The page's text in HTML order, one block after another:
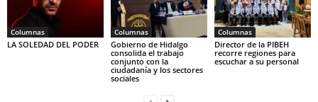
Columnas
LA SOLEDAD DEL PODER
Columnas
Gobierno de Hidalgo
consolida el trabajo
conjunto con la
ciudadanía y los sectores
sociales
Columnas
Director de la PIBEH
recorre regiones para
escuchar a su personal